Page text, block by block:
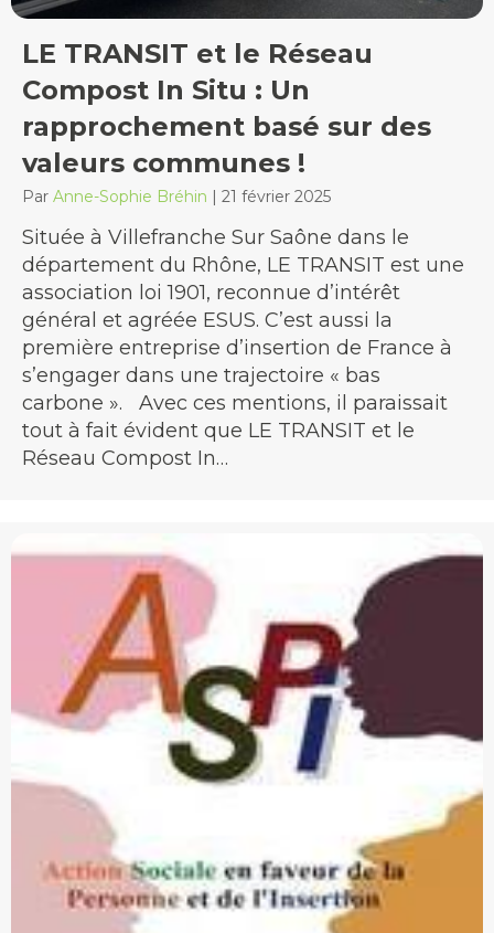
LE TRANSIT et le Réseau
Compost In Situ : Un
rapprochement basé sur des
valeurs communes !
Par Anne-Sophie Bréhin | 21 février 2025
Située à Villefranche Sur Saône dans le
département du Rhône, LE TRANSIT est une
association loi 1901, reconnue d’intérêt
général et agréée ESUS. C’est aussi la
première entreprise d’insertion de France à
s’engager dans une trajectoire « bas
carbone ». Avec ces mentions, il paraissait
tout à fait évident que LE TRANSIT et le
Réseau Compost In…